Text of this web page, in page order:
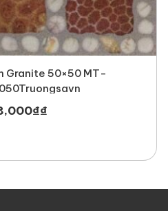
Granite 50×50 MT-
₫₫